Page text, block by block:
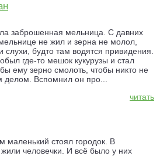
заброшенная мельница. С давних
не жил и зерна не молол,
слухи, будто там водятся привидения.
где-то мешок кукурузы и стал
ему зерно смолоть, чтобы никто не
делом. Вспомнил он про...
читать
маленький стоял городок. В
человечки. И всё было у них